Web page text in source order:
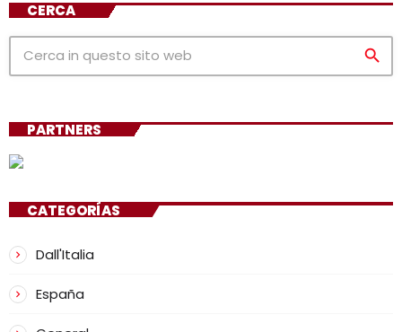
CERCA
search
PARTNERS
CATEGORÍAS
Dall'Italia
España